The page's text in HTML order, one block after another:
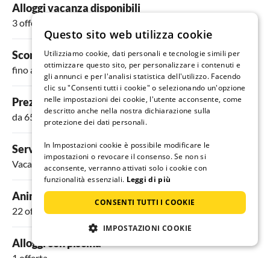
Alloggi vacanza disponibili
3 offerte
Sconti possibili
fino a 14%
Prezzo min. a notte
da 65 €
Servizi più richiesti
Vacanza con il cane Televisore Lavatrice Wi-Fi
Animali ammessi
22 offerte
Alloggi con piscina
Questo sito web utilizza cookie
Utilizziamo cookie, dati personali e tecnologie simili per
ottimizzare questo sito, per personalizzare i contenuti e
gli annunci e per l'analisi statistica dell'utilizzo. Facendo
clic su "Consenti tutti i cookie" o selezionando un'opzione
nelle impostazioni dei cookie, l'utente acconsente, come
descritto anche nella nostra dichiarazione sulla
protezione dei dati personali.
In Impostazioni cookie è possibile modificare le
impostazioni o revocare il consenso. Se non si
acconsente, verranno attivati solo i cookie con
funzionalità essenziali. Leggi di più
CONSENTI TUTTI I COOKIE
IMPOSTAZIONI COOKIE